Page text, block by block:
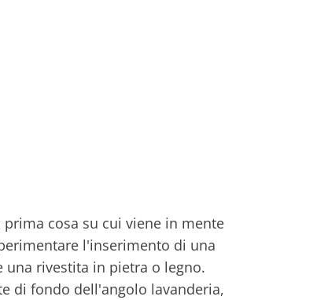
cosa su cui viene in mente
l'inserimento di una
rivestita in pietra o legno.
di fondo dell'angolo lavanderia,